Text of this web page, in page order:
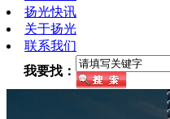
扬光快讯
关于扬光
联系我们
我要找：